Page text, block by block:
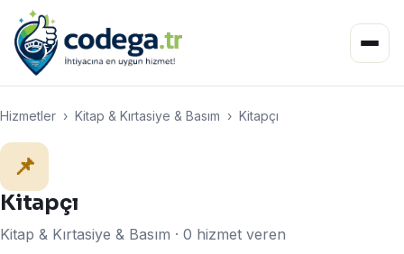
Hizmetler › Kitap & Kırtasiye & Basım › Kitapçı
📌
Kitapçı
Kitap & Kırtasiye & Basım · 0 hizmet veren